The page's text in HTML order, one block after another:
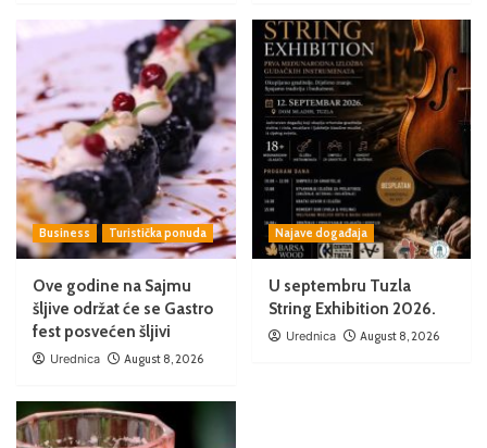
Business Turistička ponuda
Ove godine na Sajmu
šljive održat će se Gastro
fest posvećen šljivi
Urednica August 8, 2026
Najave događaja
U septembru Tuzla
String Exhibition 2026.
Urednica August 8, 2026